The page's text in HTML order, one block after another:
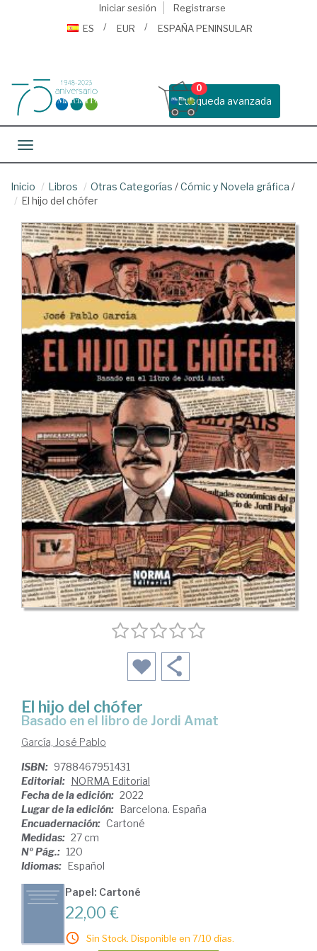
Iniciar sesión
Registrarse
ES
EUR ESPAÑA PENINSULAR
Busqueda avanzada
0
Toggle navigation
Inicio Libros Otras Categorías /Cómic y Novela gráfica /
El hijo del chófer
El hijo del chófer
basado en el libro de Jordi Amat
García, José Pablo
ISBN: 9788467951431
Editorial: NORMA Editorial
Fecha de la edición: 2022
Lugar de la edición: Barcelona. España
Encuadernación: Cartoné
Medidas: 27 cm
Nº Pág.: 120
Idiomas: Español
Papel: Cartoné
22,00 €
Sin Stock. Disponible en 7/10 días.